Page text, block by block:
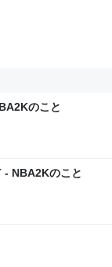
のこと
- NBA2Kのこと